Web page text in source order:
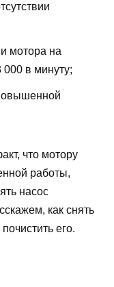
мотора на
в минуту;
что мотору
работы,
насос
как снять
его.